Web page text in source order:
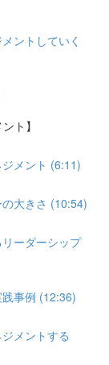
ントしていく
ト】
メント (6:11)
大きさ (10:54)
ーダーシップ
事例 (12:36)
メントする